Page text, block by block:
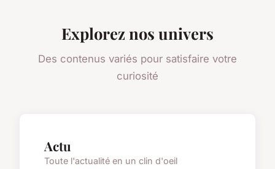
Explorez nos univers
Des contenus variés pour satisfaire votre
curiosité
Actu
Toute l'actualité en un clin d'oeil